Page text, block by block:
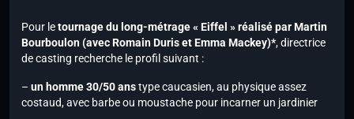
Pour letournage du long-métrage « Eiffel » réalisé par Martin
Bourboulon(avec Romain Duris et Emma Mackey)*, directrice
de casting recherche le profil suivant :
– un homme 30/50 anstype caucasien, au physique assez
costaud, avec barbe ou moustache pour incarner un jardinier